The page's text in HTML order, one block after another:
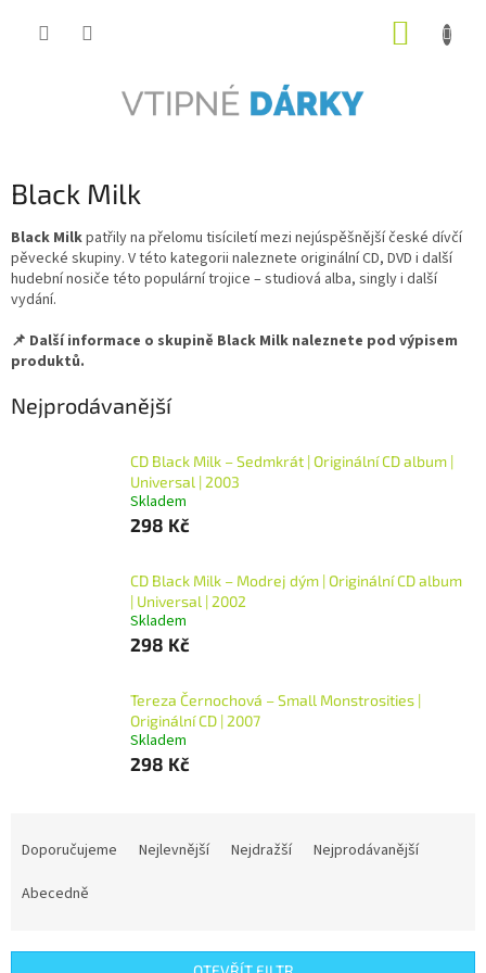
Black Milk
Black Milkpatřily na přelomu tisíciletí mezi nejúspěšnější české dívčí
pěvecké skupiny. V této kategorii naleznete originální CD, DVD i další
hudební nosiče této populární trojice – studiová alba, singly i další
vydání.
📌 Další informace o skupině Black Milk naleznete pod výpisem
produktů.
Nejprodávanější
CD Black Milk – Sedmkrát | Originální CD album |
Universal | 2003
Skladem
298 Kč
CD Black Milk – Modrej dým | Originální CD album
| Universal | 2002
Skladem
298 Kč
Tereza Černochová – Small Monstrosities |
Originální CD | 2007
Skladem
298 Kč
Doporučujeme Nejlevnější Nejdražší
Nejprodávanější
Abecedně